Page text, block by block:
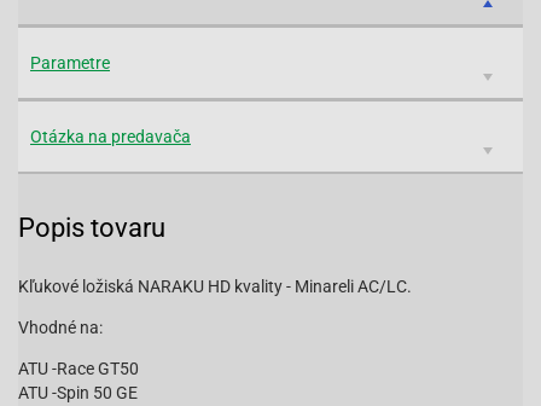
Parametre
Otázka na predavača
Popis tovaru
Kľukové ložiská NARAKU HD kvality - Minareli AC/LC.
Vhodné na:
ATU -Race GT50
ATU -Spin 50 GE